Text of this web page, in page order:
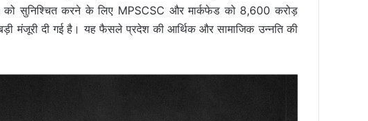
सुनिश्चित करने के लिए MPSCSC और मार्कफेड को 8,600 करोड़
मंजूरी दी गई है। यह फैसले प्रदेश की आर्थिक और सामाजिक उन्नति की